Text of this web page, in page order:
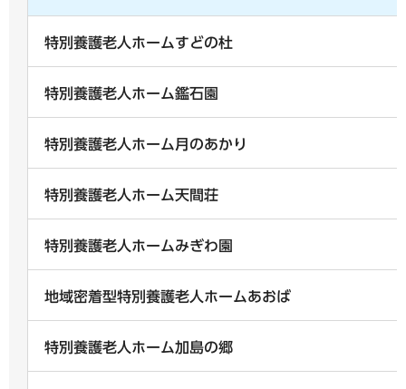
特別養護老人ホームすどの杜
特別養護老人ホーム鑑石園
特別養護老人ホーム月のあかり
特別養護老人ホーム天間荘
特別養護老人ホームみぎわ園
地域密着型特別養護老人ホームあおば
特別養護老人ホーム加島の郷